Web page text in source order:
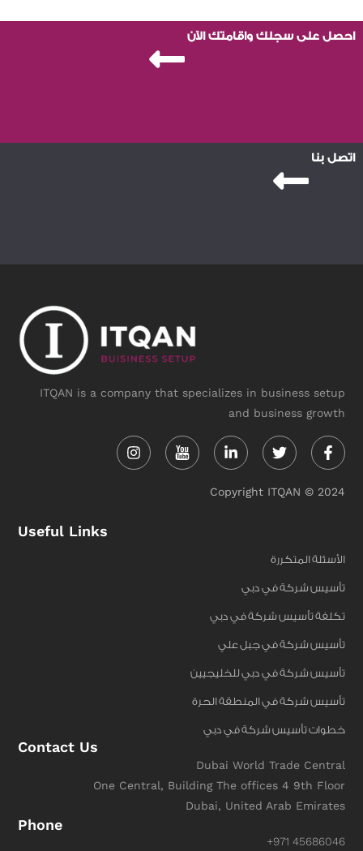
احصل على سجلك واقامتك الآن
اتصل بنا
ITQAN is a company that specializes in business setup
and business growth
in f
Copyright ITQAN © 2024
Useful Links
الأسئلة المتكررة
تأسيس شركة في دبي
تكلفة تأسيس شركة في دبي
تأسيس شركة في جبل علي
تأسيس شركة في دبي للخليجيين
تأسيس شركة في المنطقة الحرة
خطوات تأسيس شركة في دبي
Contact Us
Dubai World Trade Central
One Central, Building The offices 4 9th Floor
Dubai, United Arab Emirates
Phone
+971 45686046